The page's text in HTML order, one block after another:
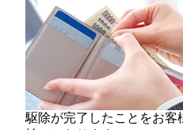
駆除が完了したことをお客